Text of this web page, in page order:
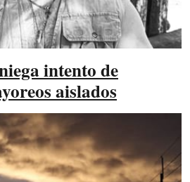
intento de
aislados